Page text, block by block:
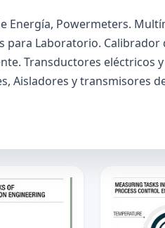
Energía, Powermeters.
para Laboratorio.
Transductores eléctricos
Aisladores y transmisores